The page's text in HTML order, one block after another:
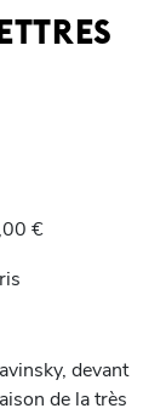
€
devant
de la très